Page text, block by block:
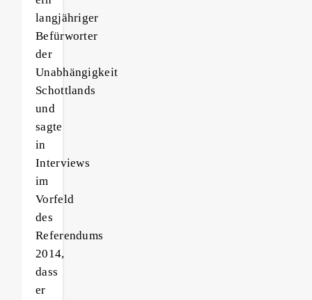
langjähriger
Befürworter
der
Unabhängigkeit
Schottlands
und
sagte
in
Interviews
im
Vorfeld
des
Referendums
2014,
dass
er